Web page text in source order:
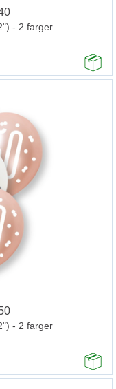
- 2 farger
- 2 farger